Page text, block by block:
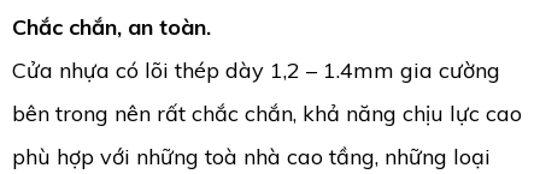
Chắc chắn, an toàn.
Cửa nhựa có lõi thép dày 1,2 – 1.4mm gia cường
bên trong nên rất chắc chắn, khả năng chịu lực cao
phù hợp với những toà nhà cao tầng, những loại